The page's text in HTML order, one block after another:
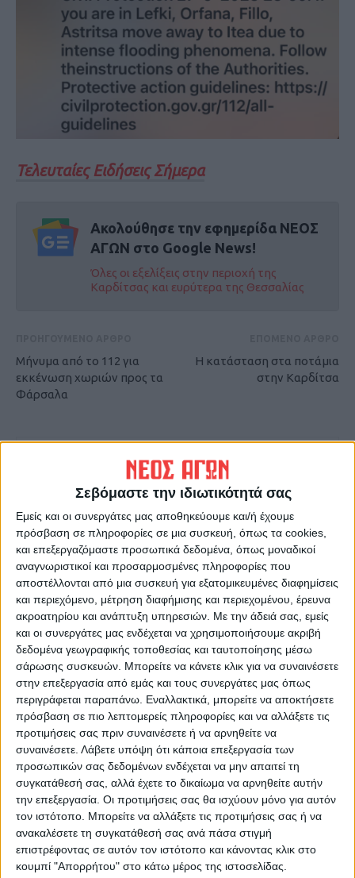
Σεβόμαστε την ιδιωτικότητά σας
Εμείς και οι συνεργάτες μας αποθηκεύουμε και/ή έχουμε
πρόσβαση σε πληροφορίες σε μια συσκευή, όπως τα cookies,
και επεξεργαζόμαστε προσωπικά δεδομένα, όπως μοναδικοί
αναγνωριστικοί και προσαρμοσμένες πληροφορίες που
αποστέλλονται από μια συσκευή για εξατομικευμένες διαφημίσεις
και περιεχόμενο, μέτρηση διαφήμισης και περιεχομένου, έρευνα
ακροατηρίου και ανάπτυξη υπηρεσιών. Με την άδειά σας, εμείς
και οι συνεργάτες μας ενδέχεται να χρησιμοποιήσουμε ακριβή
δεδομένα γεωγραφικής τοποθεσίας και ταυτοποίησης μέσω
σάρωσης συσκευών. Μπορείτε να κάνετε κλικ για να συναινέσετε
στην επεξεργασία από εμάς και τους συνεργάτες μας όπως
περιγράφεται παραπάνω. Εναλλακτικά, μπορείτε να αποκτήσετε
πρόσβαση σε πιο λεπτομερείς πληροφορίες και να αλλάξετε τις
προτιμήσεις σας πριν συναινέσετε ή να αρνηθείτε να
συναινέσετε. Λάβετε υπόψη ότι κάποια επεξεργασία των
προσωπικών σας δεδομένων ενδέχεται να μην απαιτεί τη
συγκατάθεσή σας, αλλά έχετε το δικαίωμα να αρνηθείτε αυτήν
την επεξεργασία. Οι προτιμήσεις σας θα ισχύουν μόνο για αυτόν
τον ιστότοπο. Μπορείτε να αλλάξετε τις προτιμήσεις σας ή να
ανακαλέσετε τη συγκατάθεσή σας ανά πάσα στιγμή
επιστρέφοντας σε αυτόν τον ιστότοπο και κάνοντας κλικ στο
κουμπί "Απορρήτου" στο κάτω μέρος της ιστοσελίδας.
Τελευταίες Ειδήσεις Σήμερα
Ακολούθησε την εφημερίδα ΝΕΟΣ
ΑΓΩΝ στο Google News!
Όλες οι εξελίξεις στην περιοχή της
Καρδίτσας και ευρύτερα της Θεσσαλίας
Μήνυμα από το 112 για
εκκένωση χωριών προς τα
Φάρσαλα
Η κατάσταση στα ποτάμια
στην Καρδίτσα
ΝΕΟΣ ΑΓΩΝ
Η Αρχαιότερη Καθημερινή Πρωινή Εφημερίδα της Καρδίτσας
ΠΑΡΟΜΟΙΑ ΑΡΘΡΑ